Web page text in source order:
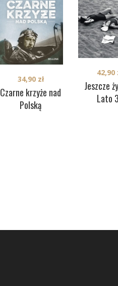
Czarne krzyże nad
Polską
34,90 zł
Jeszcze
Lato
42,90